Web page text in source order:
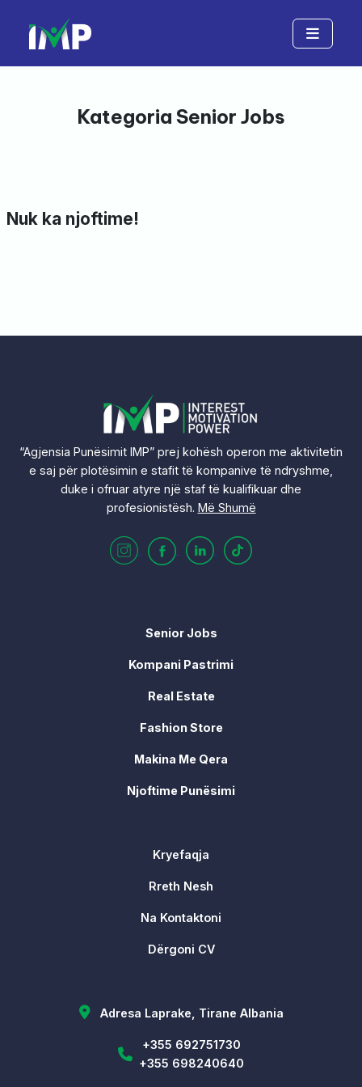
Kategoria Senior Jobs
Nuk ka njoftime!
“Agjensia Punësimit IMP” prej kohësh operon me aktivitetin
e saj për plotësimin e stafit të kompanive të ndryshme,
duke i ofruar atyre një staf të kualifikuar dhe
profesionistësh. Më Shumë
Senior Jobs
Kompani Pastrimi
Real Estate
Fashion Store
Makina Me Qera
Njoftime Punësimi
Kryefaqja
Rreth Nesh
Na Kontaktoni
Dërgoni CV
Adresa Laprake, Tirane Albania
+355 692751730
+355 698240640